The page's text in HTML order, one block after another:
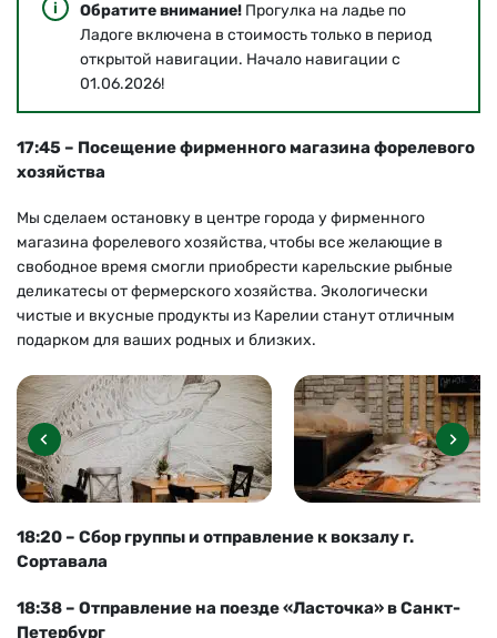
Обратите внимание! Прогулка на ладье по
Ладоге включена в стоимость только в период
открытой навигации. Начало навигации с
01.06.2026!
17:45 – Посещение фирменного магазина форелевого
хозяйства
Мы сделаем остановку в центре города у фирменного
магазина форелевого хозяйства, чтобы все желающие в
свободное время смогли приобрести карельские рыбные
деликатесы от фермерского хозяйства. Экологически
чистые и вкусные продукты из Карелии станут отличным
подарком для ваших родных и близких.
18:20 – Сбор группы и отправление к вокзалу г.
Сортавала
18:38 – Отправление на поезде «Ласточка» в Санкт-
Петербург